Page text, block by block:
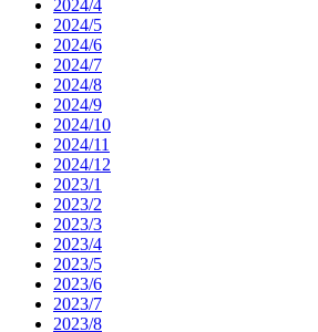
2024/4
2024/5
2024/6
2024/7
2024/8
2024/9
2024/10
2024/11
2024/12
2023/1
2023/2
2023/3
2023/4
2023/5
2023/6
2023/7
2023/8